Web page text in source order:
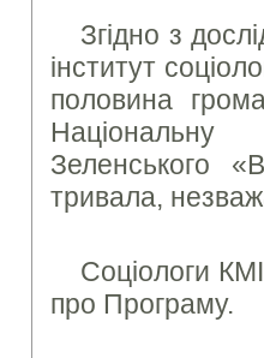
Згідно з
інститут
половина
Зеленського
тривала,
Соціологи
про Програму.